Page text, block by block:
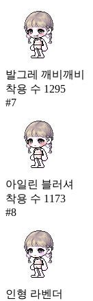
발그레 깨비깨비
착용 수 1295
#7
아일린 블러셔
착용 수 1173
#8
인형 라벤더